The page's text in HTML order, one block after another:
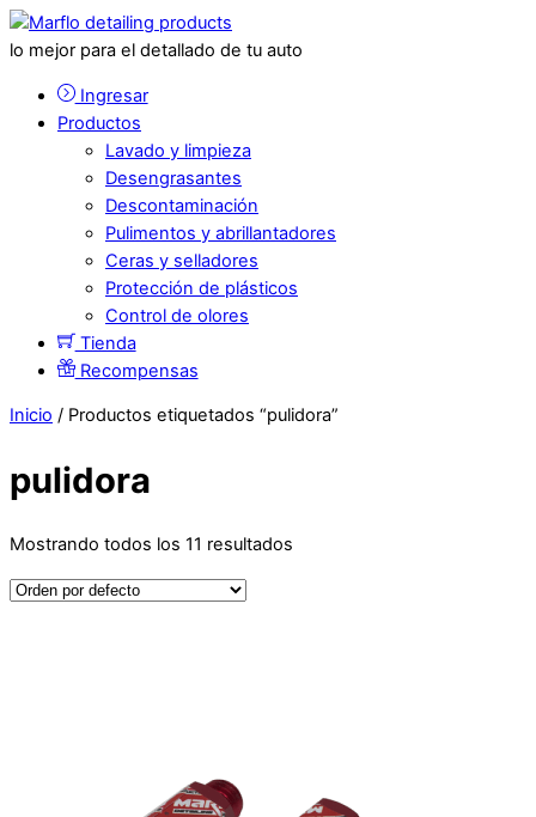
lo mejor para el detallado de tu auto
Ingresar
Productos
Lavado y limpieza
Desengrasantes
Descontaminación
Pulimentos y abrillantadores
Ceras y selladores
Protección de plásticos
Control de olores
Tienda
Recompensas
Inicio / Productos etiquetados “pulidora”
pulidora
Mostrando todos los 11 resultados